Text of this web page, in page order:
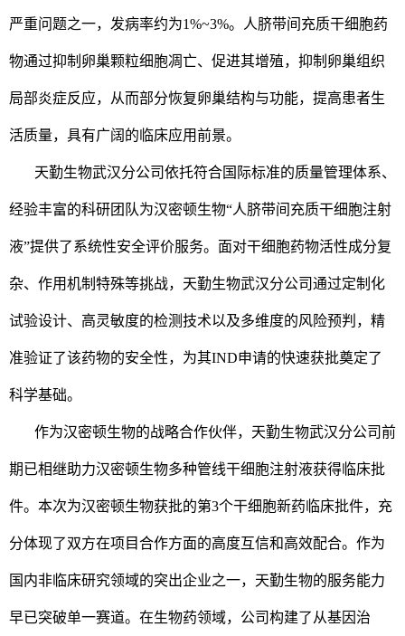
严重问题之一，发病率约为1%~3%。人脐带间充质干细胞药
物通过抑制卵巢颗粒细胞凋亡、促进其增殖，抑制卵巢组织
局部炎症反应，从而部分恢复卵巢结构与功能，提高患者生
活质量，具有广阔的临床应用前景。
天勤生物武汉分公司依托符合国际标准的质量管理体系、
经验丰富的科研团队为汉密顿生物“人脐带间充质干细胞注射
液”提供了系统性安全评价服务。面对干细胞药物活性成分复
杂、作用机制特殊等挑战，天勤生物武汉分公司通过定制化
试验设计、高灵敏度的检测技术以及多维度的风险预判，精
准验证了该药物的安全性，为其IND申请的快速获批奠定了
科学基础。
作为汉密顿生物的战略合作伙伴，天勤生物武汉分公司前
期已相继助力汉密顿生物多种管线干细胞注射液获得临床批
件。本次为汉密顿生物获批的第3个干细胞新药临床批件，充
分体现了双方在项目合作方面的高度互信和高效配合。作为
国内非临床研究领域的突出企业之一，天勤生物的服务能力
早已突破单一赛道。在生物药领域，公司构建了从基因治